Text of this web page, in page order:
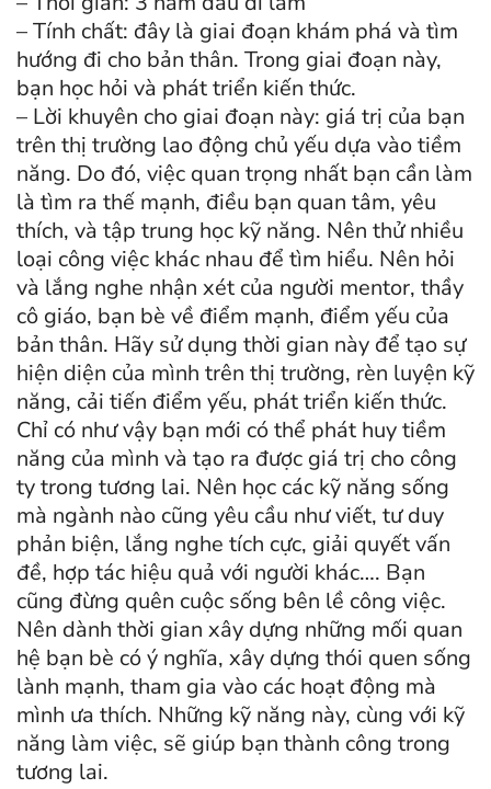
– Tính chất: đây là giai đoạn khám phá và tìm
hướng đi cho bản thân. Trong giai đoạn này,
bạn học hỏi và phát triển kiến thức.
– Lời khuyên cho giai đoạn này: giá trị của bạn
trên thị trường lao động chủ yếu dựa vào tiềm
năng. Do đó, việc quan trọng nhất bạn cần làm
là tìm ra thế mạnh, điều bạn quan tâm, yêu
thích, và tập trung học kỹ năng. Nên thử nhiều
loại công việc khác nhau để tìm hiểu. Nên hỏi
và lắng nghe nhận xét của người mentor, thầy
cô giáo, bạn bè về điểm mạnh, điểm yếu của
bản thân. Hãy sử dụng thời gian này để tạo sự
hiện diện của mình trên thị trường, rèn luyện kỹ
năng, cải tiến điểm yếu, phát triển kiến thức.
Chỉ có như vậy bạn mới có thể phát huy tiềm
năng của mình và tạo ra được giá trị cho công
ty trong tương lai. Nên học các kỹ năng sống
mà ngành nào cũng yêu cầu như viết, tư duy
phản biện, lắng nghe tích cực, giải quyết vấn
đề, hợp tác hiệu quả với người khác…. Bạn
cũng đừng quên cuộc sống bên lề công việc.
Nên dành thời gian xây dựng những mối quan
hệ bạn bè có ý nghĩa, xây dựng thói quen sống
lành mạnh, tham gia vào các hoạt động mà
mình ưa thích. Những kỹ năng này, cùng với kỹ
năng làm việc, sẽ giúp bạn thành công trong
tương lai.